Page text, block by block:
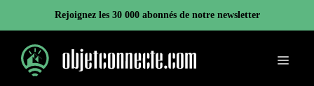
contenu
Rejoignez les 30 000 abonnés de notre newsletter
Menu